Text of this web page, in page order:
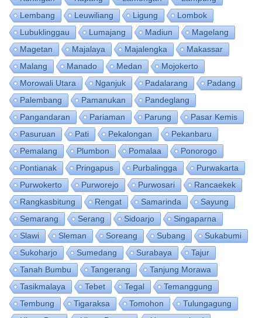
Lembang
Leuwiliang Ligung
Lombok
Lubuklinggau
Lumajang Madiun
Magelang
Magetan
Majalaya Majalengka
Makassar
Malang
Manado Medan
Mojokerto
Morowali Utara
Nganjuk Padalarang
Padang
Palembang
Pamanukan
Pandeglang
Pangandaran
Pariaman Parung
Pasar Kemis
Pasuruan
Pati Pekalongan
Pekanbaru
Pemalang
Plumbon Pomalaa
Ponorogo
Pontianak
Pringapus Purbalingga
Purwakarta
Purwokerto
Purworejo Purwosari
Rancaekek
Rangkasbitung
Rengat Samarinda
Sayung
Semarang
Serang Sidoarjo
Singaparna
Slawi
Sleman Soreang Subang
Sukabumi
Sukoharjo
Sumedang Surabaya
Tajur
Tanah Bumbu
Tangerang
Tanjung Morawa
Tasikmalaya
Tebet Tegal
Temanggung
Tembung
Tigaraksa Tomohon
Tulungagung